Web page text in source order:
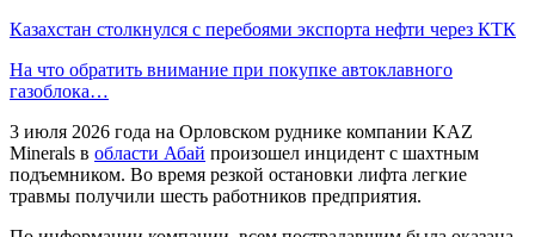
Казахстан столкнулся с перебоями экспорта нефти через КТК
На что обратить внимание при покупке автоклавного
газоблока…
3 июля 2026 года на Орловском руднике компании KAZ
Minerals в области Абай произошел инцидент с шахтным
подъемником. Во время резкой остановки лифта легкие
травмы получили шесть работников предприятия.